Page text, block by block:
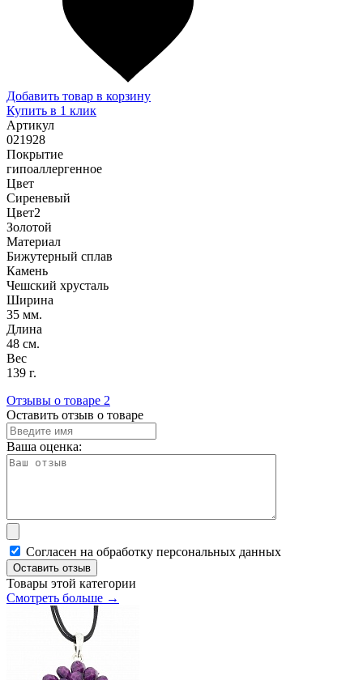
Добавить товар в корзину
Купить в 1 клик
Артикул
021928
Покрытие
гипоаллергенное
Цвет
Сиреневый
Цвет2
Золотой
Материал
Бижутерный сплав
Камень
Чешский хрусталь
Ширина
35 мм.
Длина
48 см.
Вес
139 г.
Отзывы о товаре 2
Оставить отзыв о товаре
Ваша оценка:
Согласен на обработку персональных данных
Оставить отзыв
Товары этой категории
Смотреть больше →